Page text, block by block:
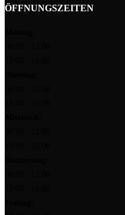
ÖFFNUNGSZEITEN